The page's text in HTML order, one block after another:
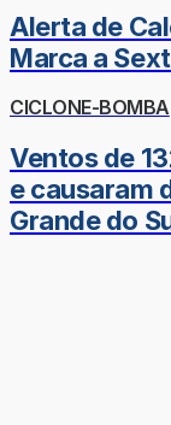
Alerta de
Marca a
CICLONE-BOMBA
Ventos de
e causaram
Grande do